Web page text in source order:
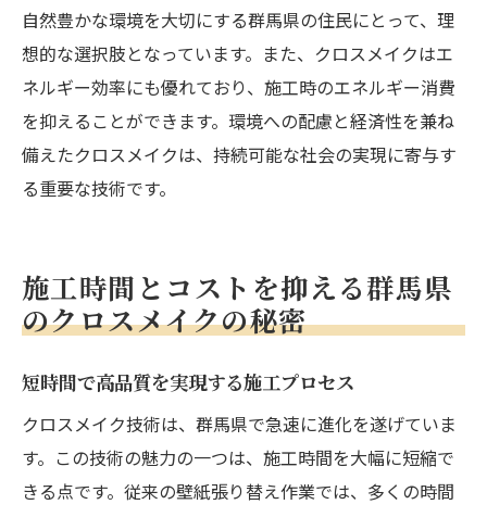
自然豊かな環境を大切にする群馬県の住民にとって、理
想的な選択肢となっています。また、クロスメイクはエ
ネルギー効率にも優れており、施工時のエネルギー消費
を抑えることができます。環境への配慮と経済性を兼ね
備えたクロスメイクは、持続可能な社会の実現に寄与す
る重要な技術です。
施工時間とコストを抑える群馬県
のクロスメイクの秘密
短時間で高品質を実現する施工プロセス
クロスメイク技術は、群馬県で急速に進化を遂げていま
す。この技術の魅力の一つは、施工時間を大幅に短縮で
きる点です。従来の壁紙張り替え作業では、多くの時間